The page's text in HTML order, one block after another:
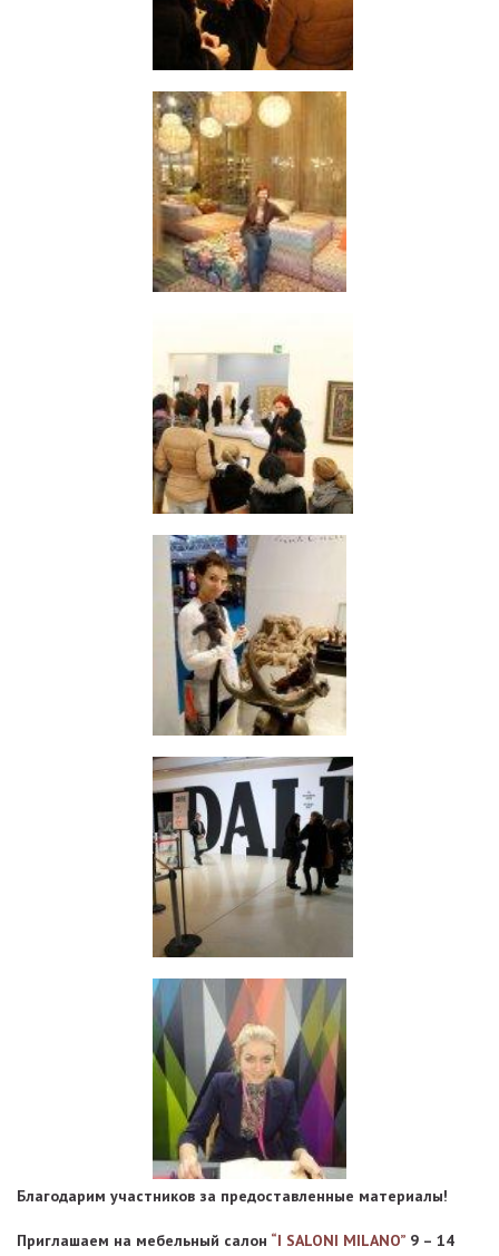
Благодарим участников за предоставленные материалы!
Приглашаем на мебельный салон “I SALONI MILANO” 9 – 14